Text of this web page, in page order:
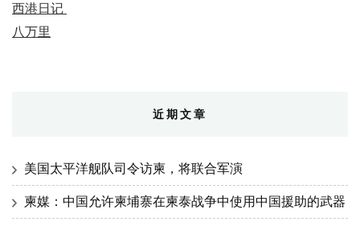
西港日记
八万里
近期文章
美国太平洋舰队司令访柬，将联合军演
柬媒：中国允许柬埔寨在柬泰战争中使用中国援助的武器